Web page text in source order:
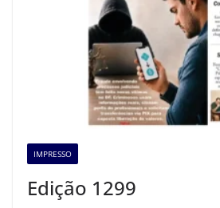
IMPRESSO
Edição 1299